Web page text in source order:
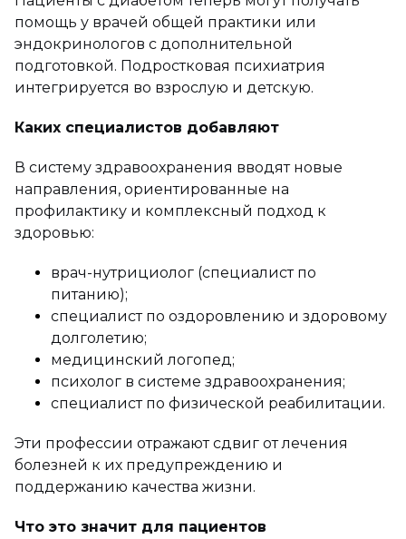
помощь у врачей общей практики или
эндокринологов с дополнительной
подготовкой. Подростковая психиатрия
интегрируется во взрослую и детскую.
Каких специалистов добавляют
В систему здравоохранения вводят новые
направления, ориентированные на
профилактику и комплексный подход к
здоровью:
врач-нутрициолог (специалист по
питанию);
специалист по оздоровлению и здоровому
долголетию;
медицинский логопед;
психолог в системе здравоохранения;
специалист по физической реабилитации.
Эти профессии отражают сдвиг от лечения
болезней к их предупреждению и
поддержанию качества жизни.
Что это значит для пациентов